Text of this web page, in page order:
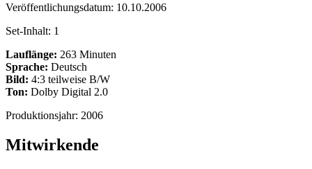
Veröffentlichungsdatum: 10.10.2006
Set-Inhalt: 1
Lauflänge: 263 Minuten
Sprache: Deutsch
Bild: 4:3 teilweise B/W
Ton: Dolby Digital 2.0
Produktionsjahr: 2006
Mitwirkende